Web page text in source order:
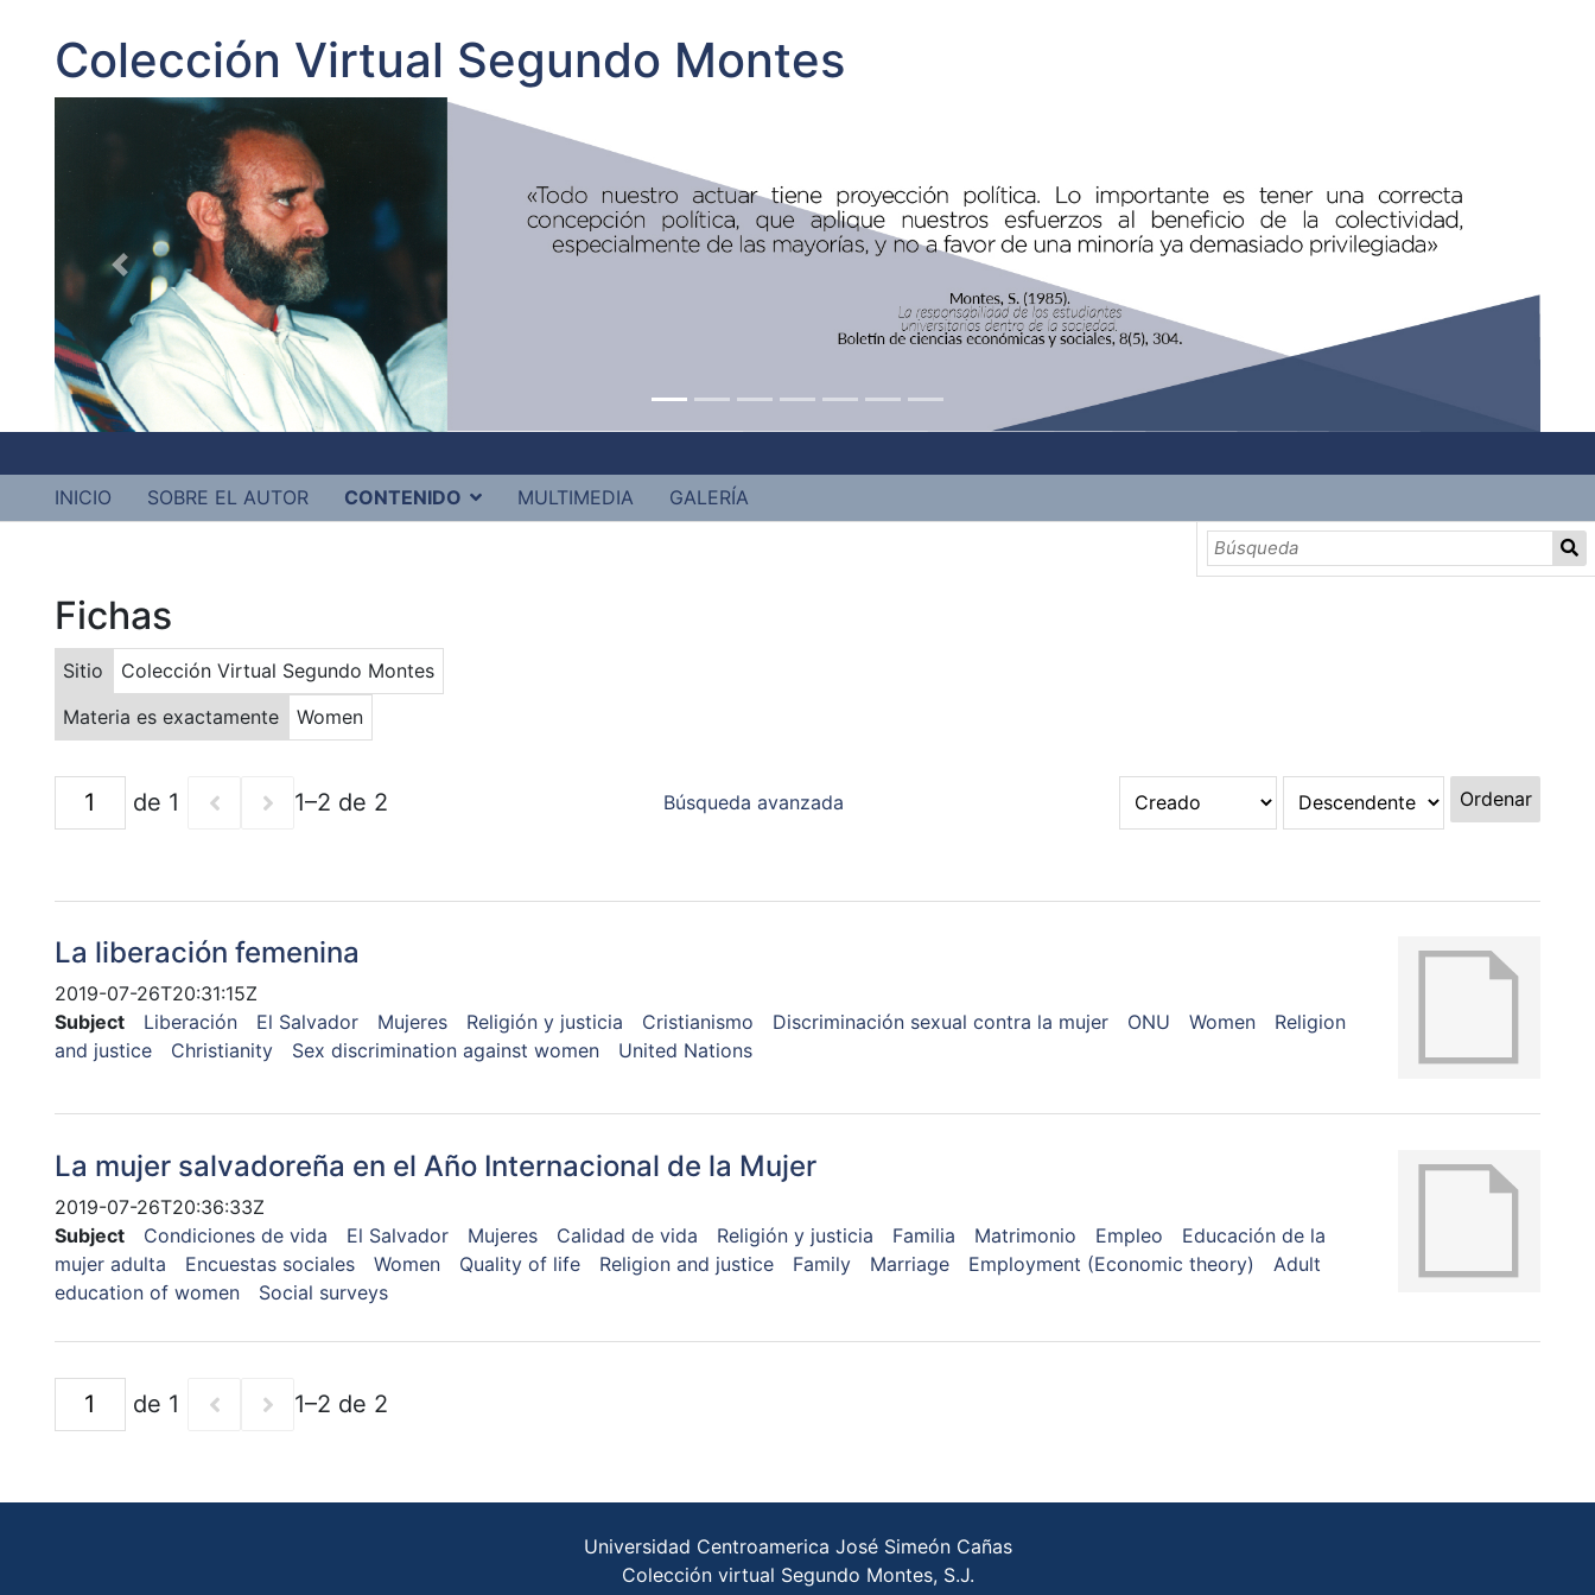
Colección Virtual Segundo Montes
INICIO SOBRE EL AUTOR CONTENIDO MULTIMEDIA GALERÍA
Fichas
Sitio
Colección Virtual Segundo Montes
Materia es exactamente
Women
de 1 1–2 de 2 Búsqueda avanzada Ordenar
La liberación femenina
2019-07-26T20:31:15Z
Subject
Liberación El Salvador Mujeres Religión y justicia Cristianismo Discriminación sexual contra la mujer ONU Women
Religion
and justice
Christianity Sex discrimination against women United Nations
La mujer salvadoreña en el Año Internacional de la Mujer
2019-07-26T20:36:33Z
Subject
Condiciones de vida El Salvador Mujeres Calidad de vida Religión y justicia Familia Matrimonio Empleo
Educación de la
mujer adulta
Encuestas sociales Women Quality of life Religion and justice Family Marriage Employment (Economic theory)
Adult
education of women
Social surveys
de 1 1–2 de 2
Universidad Centroamerica José Simeón Cañas
Colección virtual Segundo Montes, S.J.